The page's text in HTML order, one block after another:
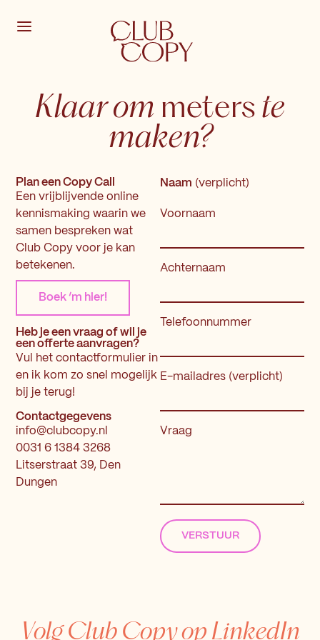
Klaar om meters te
maken?
Plan een Copy Call
Een vrijblijvende online
kennismaking waarin we
samen bespreken wat
Club Copy voor je kan
betekenen.
Boek ‘m hier!
Heb je een vraag of wil je
een offerte aanvragen?
Vul het contactformulier in
en ik kom zo snel mogelijk
bij je terug!
Contactgegevens
info@clubcopy.nl
0031 6 1384 3268
Litserstraat 39, Den
Dungen
Naam (verplicht)
Voornaam
Achternaam
Telefoonnummer
E-mailadres (verplicht)
Vraag
VERSTUUR
Volg Club Copy op LinkedIn